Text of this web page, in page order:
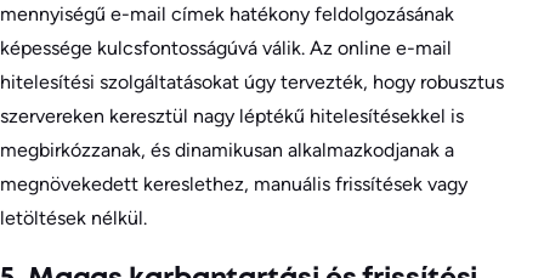
mennyiségű e-mail címek hatékony feldolgozásának
képessége kulcsfontosságúvá válik. Az online e-mail
hitelesítési szolgáltatásokat úgy tervezték, hogy robusztus
szervereken keresztül nagy léptékű hitelesítésekkel is
megbirkózzanak, és dinamikusan alkalmazkodjanak a
megnövekedett kereslethez, manuális frissítések vagy
letöltések nélkül.